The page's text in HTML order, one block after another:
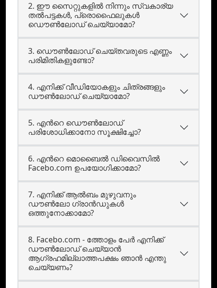
2. ഈ സൈറ്റുകളില്‍ നിന്നും സ്വകാര്യ
തല്‍പട്ടകള്‍, പ്രൊഫൈലുകള്‍
ഡൌണ്‍ലോഡ് ചെയ്യാമോ?
3. ഡൌണ്‍ലോഡ് ചെയ്തവരുടെ എണ്ണം
പരിമിതികളുണ്ടോ?
4. എനിക്ക് വീഡിയോകളും ചിത്രങ്ങളും
ഡൗൺലോഡ് ചെയ്യാമോ?
5. എന്‍റെ ഡൌണ്‍ലോഡ്
പരിശോധിക്കാനോ സൂക്ഷിച്ചോ?
6. എന്‍റെ മൊബൈല്‍ ഡിവൈസില്‍
Facebo.com ഉപയോഗിക്കാമോ?
7. എനിക്ക് ആൽബം മുഴുവനും
ഡൗൺലോ ഗ്രാന്‍ഡുകൾ
ഒത്തുനോക്കാമോ?
8. Facebo.com - ത്തോളം പേർ എനിക്ക്
ഡൗൺലോഡ്‌ ചെയ്യാൻ
ആഗ്രഹമില്ലാത്തപക്ഷം ഞാൻ എന്തു
ചെയ്യണം?